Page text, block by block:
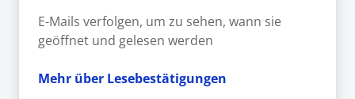
E-Mails verfolgen, um zu sehen, wann sie
geöffnet und gelesen werden
Mehr über Lesebestätigungen